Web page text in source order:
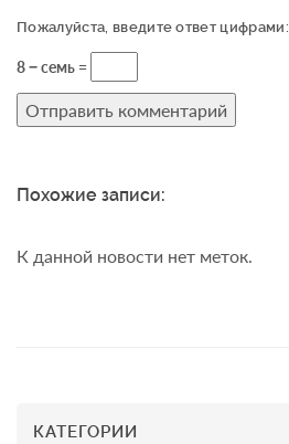
Пожалуйста, введите ответ цифрами:
8 − семь =
Похожие записи:
К данной новости нет меток.
КАТЕГОРИИ